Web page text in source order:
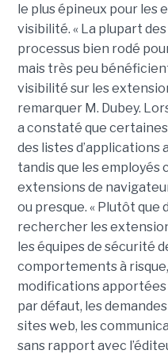
le plus épineux pour les
visibilité. « La plupart
processus bien rodé
mais très peu
visibilité sur les
remarquer M. Dubey.
a constaté que
des listes
tandis que les
extensions de
ou presque. « Plutôt que
rechercher les
les équipes de sécurité
comportements à
modifications
par défaut, les demandes
sites web, les
sans rapport avec